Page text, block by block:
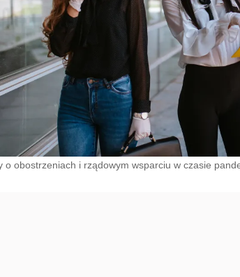
o obostrzeniach i rządowym wsparciu w czasie